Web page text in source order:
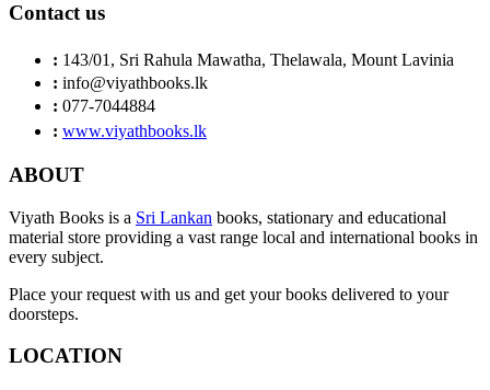
Contact us
: 143/01, Sri Rahula Mawatha, Thelawala, Mount Lavinia
: info@viyathbooks.lk
: 077-7044884
: www.viyathbooks.lk
ABOUT
Viyath Books is a Sri Lankan books, stationary and educational
material store providing a vast range local and international books in
every subject.
Place your request with us and get your books delivered to your
doorsteps.
LOCATION